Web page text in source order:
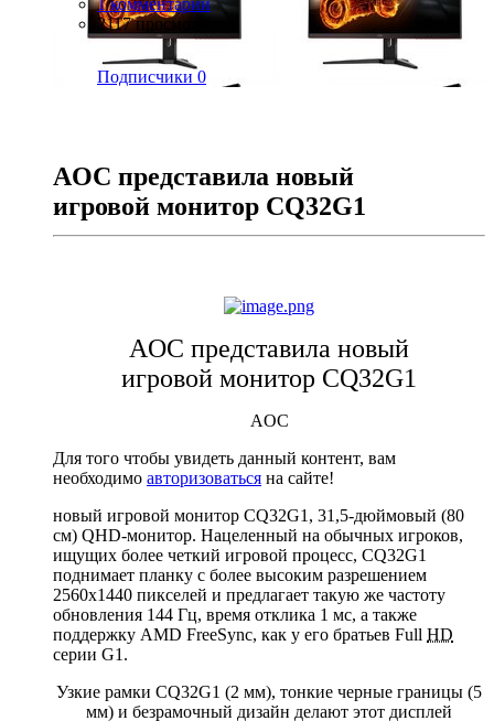
1 комментарий
2117 просмотров
Подписчики 0
AOC представила новый
игровой монитор CQ32G1
AOC представила новый
игровой монитор CQ32G1
AOC
Для того чтобы увидеть данный контент, вам
необходимо авторизоваться на сайте!
новый игровой монитор CQ32G1, 31,5-дюймовый (80
см) QHD-монитор. Нацеленный на обычных игроков,
ищущих более четкий игровой процесс, CQ32G1
поднимает планку с более высоким разрешением
2560x1440 пикселей и предлагает такую же частоту
обновления 144 Гц, время отклика 1 мс, а также
поддержку AMD FreeSync, как у его братьев Full HD
серии G1.
Узкие рамки CQ32G1 (2 мм), тонкие черные границы (5
мм) и безрамочный дизайн делают этот дисплей